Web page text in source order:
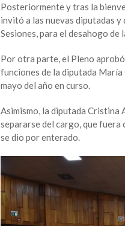
Posteriormente y tras la
invitó a las nuevas diputadas
Sesiones, para el desahogo de
Por otra parte, el Pleno
funciones de la diputada
mayo del año en curso.
Asimismo, la diputada
separarse del cargo, que
se dio por enterado.